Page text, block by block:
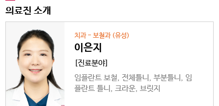
의료진 소개
치과 - 보철과 (유성)
이은지
[진료분야]
임플란트 보철, 전체틀니, 부분틀니, 임
플란트 틀니, 크라운, 브릿지